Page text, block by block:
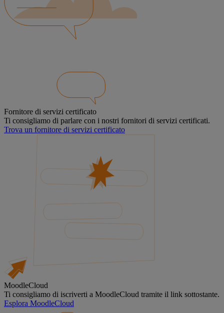
Fornitore di servizi certificato
Ti consigliamo di parlare con i nostri fornitori di servizi certificati.
Trova un fornitore di servizi certificato
MoodleCloud
Ti consigliamo di iscriverti a MoodleCloud tramite il link sottostante.
Esplora MoodleCloud